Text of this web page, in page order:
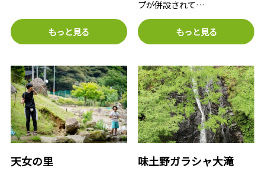
もっと見る
プが併設されて…
もっと見る
天女の里 味土野ガラシャ大滝